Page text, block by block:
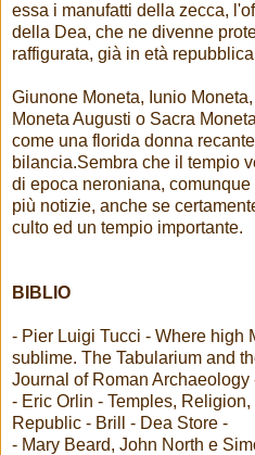
essa i manufatti della zecca,
della Dea, che ne divenne
raffigurata, già in età
Giunone Moneta, Iunio
Moneta Augusti o Sacra
come una florida donna
bilancia.Sembra che il tempio
di epoca neroniana,
più notizie, anche se
culto ed un tempio importante.
BIBLIO
- Pier Luigi Tucci - Where high
sublime. The Tabularium and
Journal of Roman Archaeology
- Eric Orlin - Temples,
Republic - Brill - Dea Store -
- Mary Beard, John North e